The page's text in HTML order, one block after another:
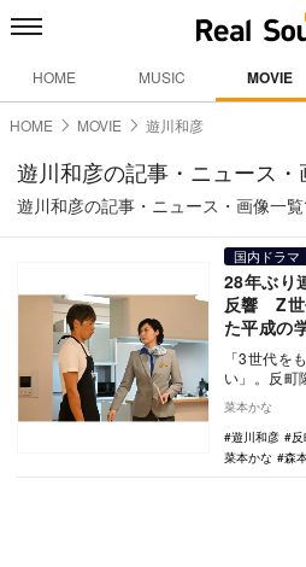
HOME MUSIC MOVIE
HOME MOVIE 遊川和彦
遊川和彦の記事・ニュース・
遊川和彦の記事・ニュース・画像一
国内ドラマ
28年ぶり
反響 Z世
た平成の
「3世代を
い」。反町
『GTO』（
菜本かな
遊川和彦
反
菜本かな
森